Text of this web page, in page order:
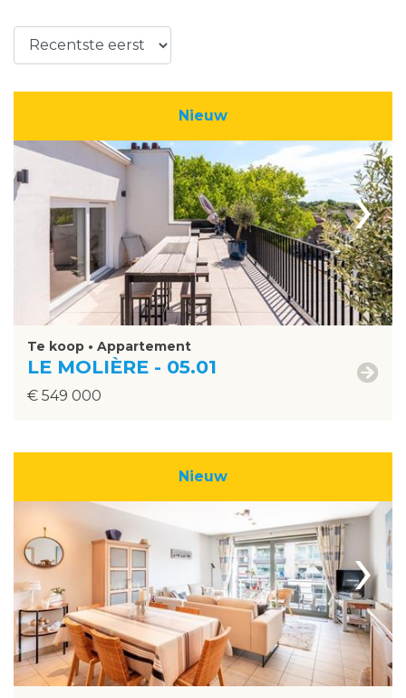
Nieuw
›
Te koop • Appartement
LE MOLIÈRE - 05.01
€ 549 000
Nieuw
›